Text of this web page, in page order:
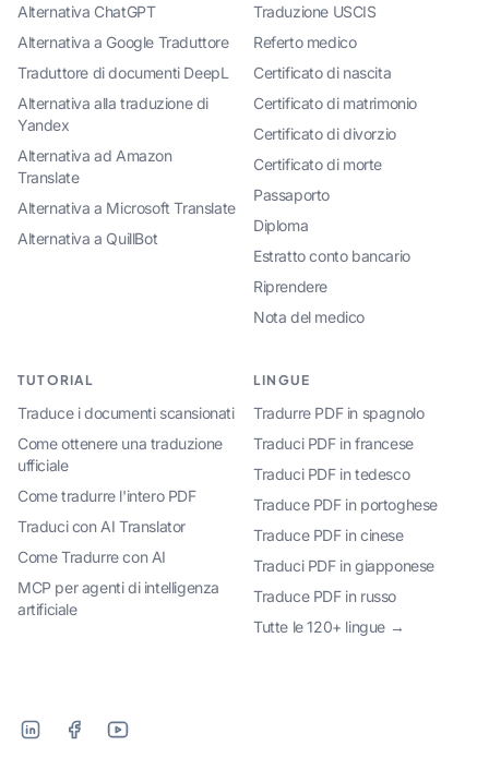
Alternativa ChatGPT
Alternativa a Google Traduttore
Traduttore di documenti DeepL
Alternativa alla traduzione di
Yandex
Alternativa ad Amazon
Translate
Alternativa a Microsoft Translate
Alternativa a QuillBot
Traduzione USCIS
Referto medico
Certificato di nascita
Certificato di matrimonio
Certificato di divorzio
Certificato di morte
Passaporto
Diploma
Estratto conto bancario
Riprendere
Nota del medico
TUTORIAL
Traduce i documenti scansionati
Come ottenere una traduzione
ufficiale
Come tradurre l'intero PDF
Traduci con AI Translator
Come Tradurre con AI
MCP per agenti di intelligenza
artificiale
LINGUE
Tradurre PDF in spagnolo
Traduci PDF in francese
Traduci PDF in tedesco
Traduce PDF in portoghese
Traduce PDF in cinese
Traduci PDF in giapponese
Traduce PDF in russo
Tutte le 120+ lingue →